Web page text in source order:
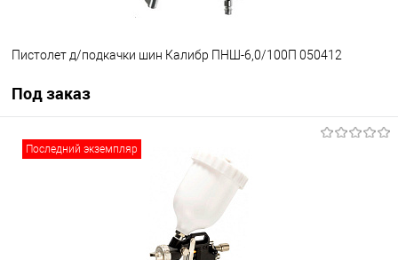
Пистолет д/подкачки шин Калибр ПНШ-6,0/100П 050412
Под заказ
Под заказ
Последний экземпляр